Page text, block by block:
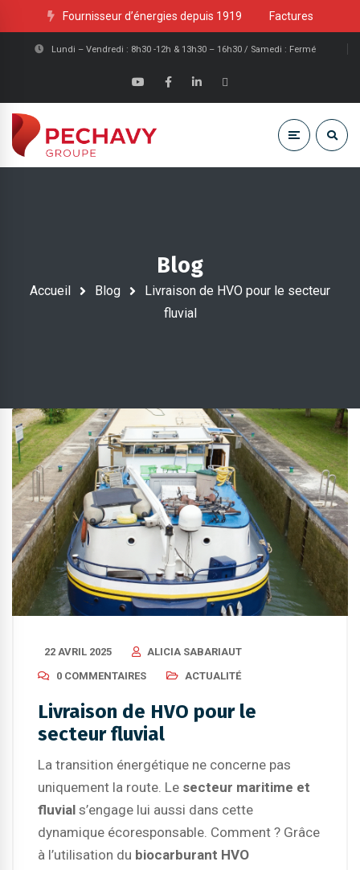
Fournisseur d’énergies depuis 1919 Factures
Lundi – Vendredi : 8h30 -12h & 13h30 – 16h30 / Samedi : Fermé
Blog
Accueil Blog
Livraison de HVO pour le secteur
fluvial
22 AVRIL 2025
ALICIA SABARIAUT
0 COMMENTAIRES
ACTUALITÉ
Livraison de HVO pour le
secteur fluvial
La transition énergétique ne concerne pas
uniquement la route. Le secteur maritime et
fluvial s’engage lui aussi dans cette
dynamique écoresponsable. Comment ? Grâce
à l’utilisation du biocarburant HVO